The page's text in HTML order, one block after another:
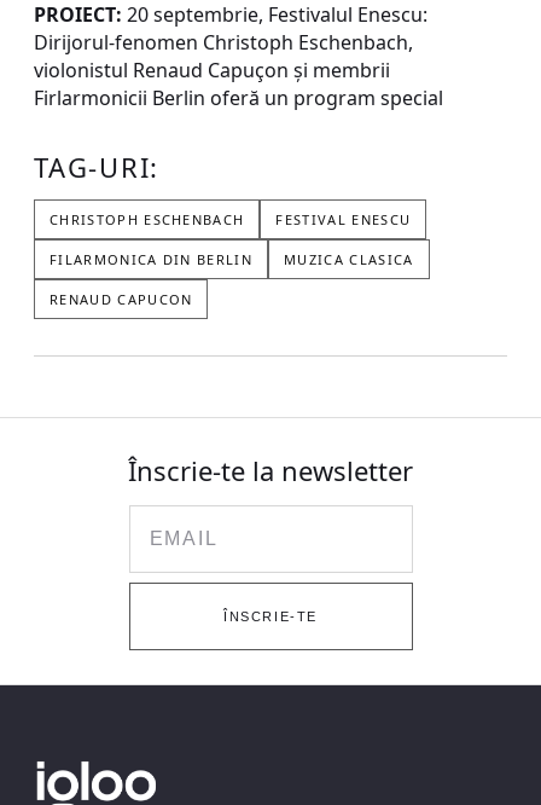
PROIECT: 20 septembrie, Festivalul Enescu:
Dirijorul-fenomen Christoph Eschenbach,
violonistul Renaud Capuçon și membrii
Firlarmonicii Berlin oferă un program special
TAG-URI:
CHRISTOPH ESCHENBACH FESTIVAL ENESCU
FILARMONICA DIN BERLIN MUZICA CLASICA
RENAUD CAPUCON
Înscrie-te la newsletter
ÎNSCRIE-TE